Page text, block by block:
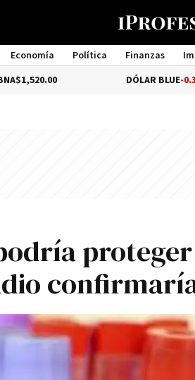
Economía Política Finanzas
DÓLAR BLUE-0.33%